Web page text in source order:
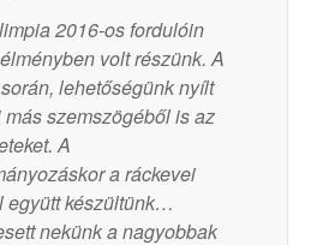
2016-os fordulóin
volt részünk. A
lehetőségünk nyílt
szemszögéből is az
A
a ráckevei
együtt készültünk…
nekünk a nagyobbak